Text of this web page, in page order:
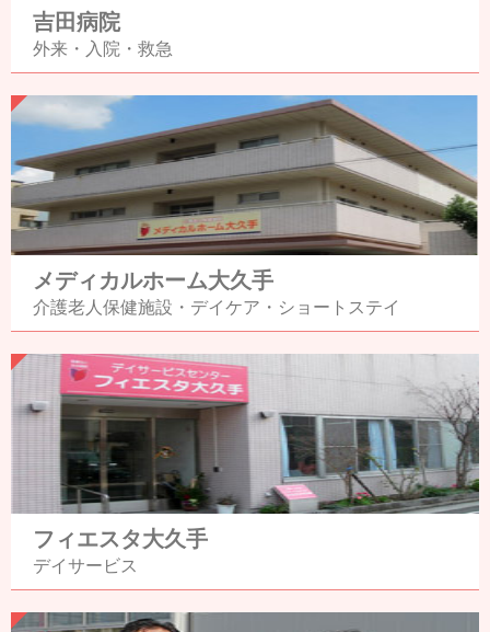
吉田病院
外来・入院・救急
メディカルホーム大久手
介護老人保健施設・ デイケア・ ショートステイ
フィエスタ大久手
デイサービス